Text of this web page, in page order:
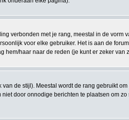
verbonden met je rang, meestal in de vorm
voor elke gebruiker. Het is aan de
haar naar de reden (je kunt er zeker
de stijl). Meestal wordt de rang gebruikt
door onnodige berichten te plaatsen om